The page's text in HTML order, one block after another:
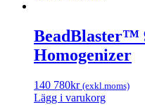
BeadBlaster™
Homogenizer
140 780kr (exkl.moms)
Lägg i varukorg